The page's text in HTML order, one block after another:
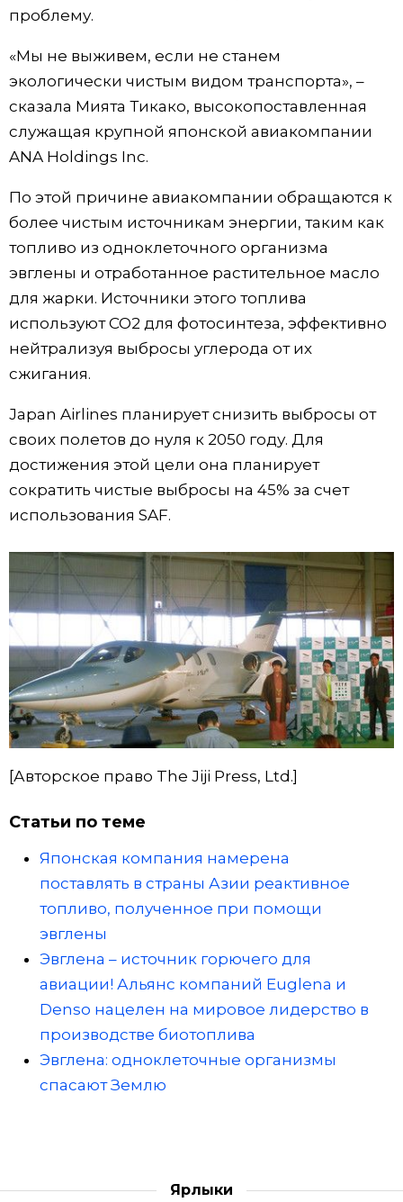
Жизнь
Технологии
Токио
проблему.
«Мы не выживем, если не станем
экологически чистым видом транспорта», –
сказала Мията Тикако, высокопоставленная
служащая крупной японской авиакомпании
ANA Holdings Inc.
По этой причине авиакомпании обращаются к
более чистым источникам энергии, таким как
топливо из одноклеточного организма
эвглены и отработанное растительное масло
для жарки. Источники этого топлива
используют CO2 для фотосинтеза, эффективно
нейтрализуя выбросы углерода от их
сжигания.
Japan Airlines планирует снизить выбросы от
своих полетов до нуля к 2050 году. Для
достижения этой цели она планирует
сократить чистые выбросы на 45% за счет
использования SAF.
[Авторское право The Jiji Press, Ltd.]
Статьи по теме
Японская компания намерена
поставлять в страны Азии реактивное
топливо, полученное при помощи
эвглены
Эвглена – источник горючего для
авиации! Альянс компаний Euglena и
Denso нацелен на мировое лидерство в
производстве биотоплива
Эвглена: одноклеточные организмы
спасают Землю
Ярлыки